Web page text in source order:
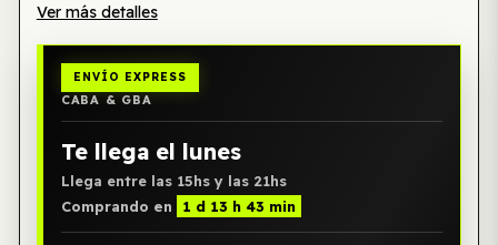
Ver más detalles
ENVÍO EXPRESS
CABA & GBA
Te llega el lunes
Llega entre las 15hs y las 21hs
Comprando en
1 d 13 h 43 min